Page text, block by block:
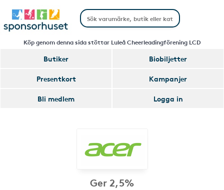
Köp genom denna sida stöttar Luleå Cheerleadingförening LCD
Butiker
Biobiljetter
Presentkort
Kampanjer
Bli medlem
Logga in
Ger 2,5%